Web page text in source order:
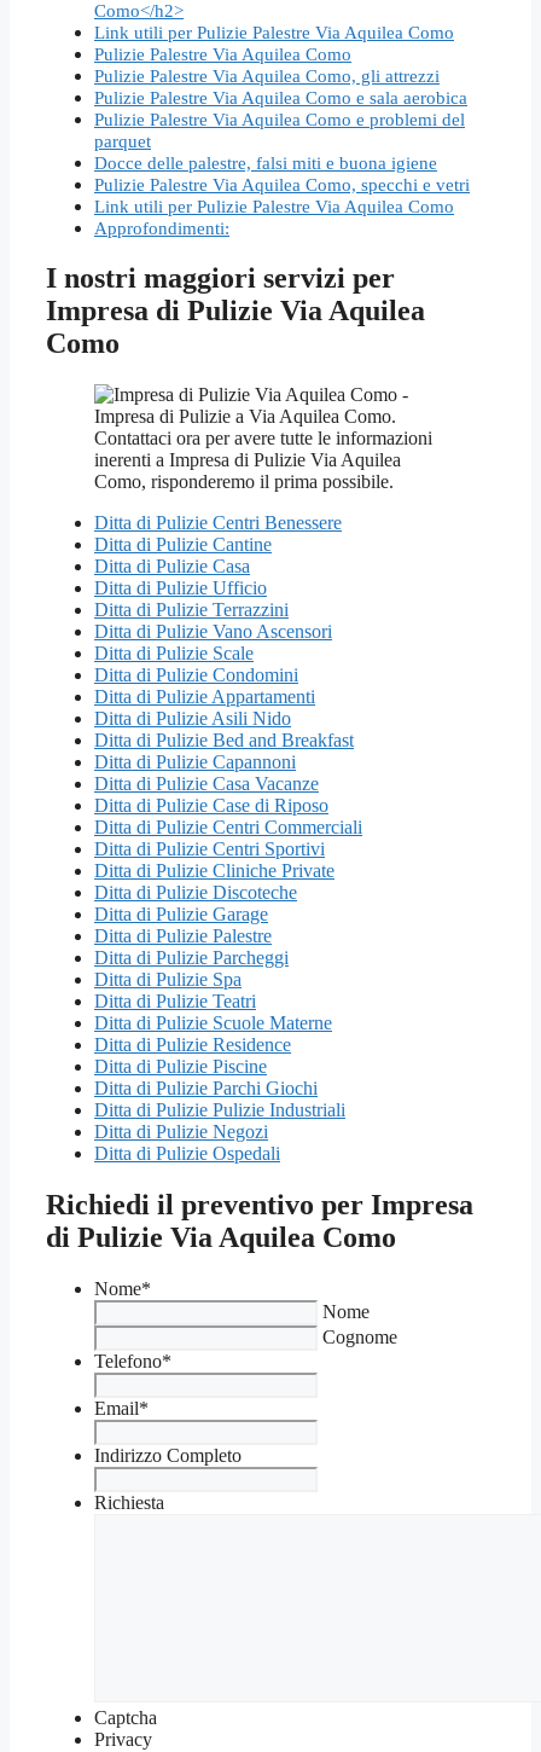
Como</h2>
Link utili per Pulizie Palestre Via Aquilea Como
Pulizie Palestre Via Aquilea Como
Pulizie Palestre Via Aquilea Como, gli attrezzi
Pulizie Palestre Via Aquilea Como e sala aerobica
Pulizie Palestre Via Aquilea Como e problemi del
parquet
Docce delle palestre, falsi miti e buona igiene
Pulizie Palestre Via Aquilea Como, specchi e vetri
Link utili per Pulizie Palestre Via Aquilea Como
Approfondimenti:
I nostri maggiori servizi per
Impresa di Pulizie Via Aquilea
Como
Ditta di Pulizie Centri Benessere
Ditta di Pulizie Cantine
Ditta di Pulizie Casa
Ditta di Pulizie Ufficio
Ditta di Pulizie Terrazzini
Ditta di Pulizie Vano Ascensori
Ditta di Pulizie Scale
Ditta di Pulizie Condomini
Ditta di Pulizie Appartamenti
Ditta di Pulizie Asili Nido
Ditta di Pulizie Bed and Breakfast
Ditta di Pulizie Capannoni
Ditta di Pulizie Casa Vacanze
Ditta di Pulizie Case di Riposo
Ditta di Pulizie Centri Commerciali
Ditta di Pulizie Centri Sportivi
Ditta di Pulizie Cliniche Private
Ditta di Pulizie Discoteche
Ditta di Pulizie Garage
Ditta di Pulizie Palestre
Ditta di Pulizie Parcheggi
Ditta di Pulizie Spa
Ditta di Pulizie Teatri
Ditta di Pulizie Scuole Materne
Ditta di Pulizie Residence
Ditta di Pulizie Piscine
Ditta di Pulizie Parchi Giochi
Ditta di Pulizie Pulizie Industriali
Ditta di Pulizie Negozi
Ditta di Pulizie Ospedali
Richiedi il preventivo per Impresa
di Pulizie Via Aquilea Como
Nome*
Nome
Cognome
Telefono*
Email*
Indirizzo Completo
Richiesta
Captcha
Privacy